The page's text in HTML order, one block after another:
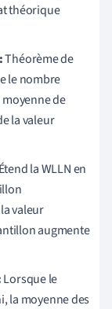
théorique
Théorème de
le nombre
de
la valeur
Étend la WLLN en
valeur
augmente
Lorsque le
la moyenne des